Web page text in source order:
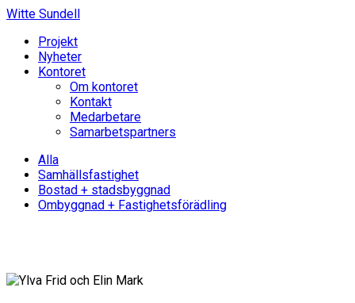
Witte Sundell
Projekt
Nyheter
Kontoret
Om kontoret
Kontakt
Medarbetare
Samarbetspartners
Alla
Samhällsfastighet
Bostad + stadsbyggnad
Ombyggnad + Fastighetsförädling